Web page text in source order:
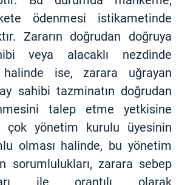
ödenmesi istikametinde
Zararın doğrudan doğruya
veya alacaklı nezdinde
halinde ise, zarara uğrayan
sahibi tazminatın doğrudan
talep etme yetkisine
çok yönetim kurulu üyesinin
olması halinde, bu yönetim
sorumlulukları, zarara sebep
ile orantılı olarak